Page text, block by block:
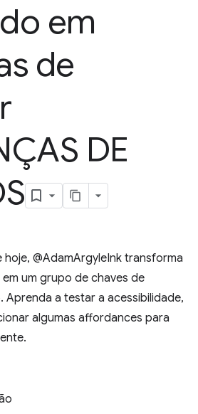
em
de
DE
hoje, @AdamArgyleInk transforma
um grupo de chaves de
Aprenda a testar a acessibilidade,
algumas affordances para